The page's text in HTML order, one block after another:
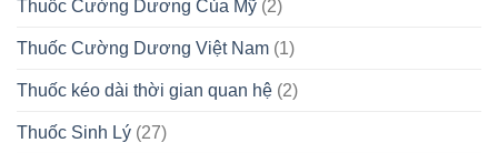
Thuốc Cường Dương Của Mỹ (2)
Thuốc Cường Dương Việt Nam (1)
Thuốc kéo dài thời gian quan hệ (2)
Thuốc Sinh Lý (27)